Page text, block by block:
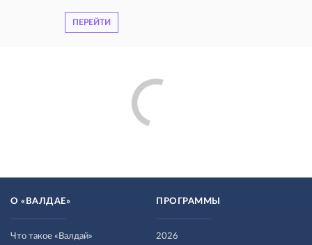
ПЕРЕЙТИ
О «ВАЛДАЕ»
Что такое «Валдай»
ПРОГРАММЫ
2026